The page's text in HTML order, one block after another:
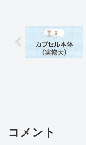
コメント